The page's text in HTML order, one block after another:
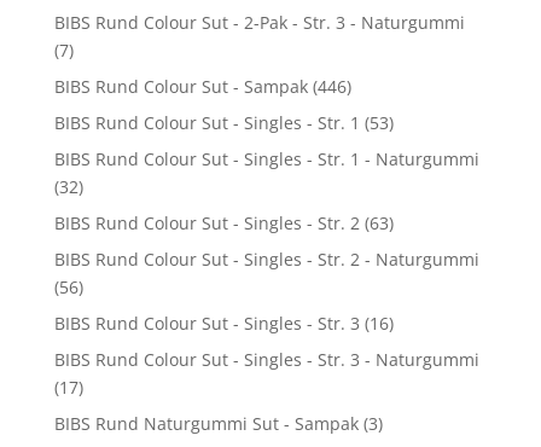
BIBS Rund Colour Sut - 2-Pak - Str. 3 - Naturgummi
(7)
BIBS Rund Colour Sut - Sampak (446)
BIBS Rund Colour Sut - Singles - Str. 1 (53)
BIBS Rund Colour Sut - Singles - Str. 1 - Naturgummi
(32)
BIBS Rund Colour Sut - Singles - Str. 2 (63)
BIBS Rund Colour Sut - Singles - Str. 2 - Naturgummi
(56)
BIBS Rund Colour Sut - Singles - Str. 3 (16)
BIBS Rund Colour Sut - Singles - Str. 3 - Naturgummi
(17)
BIBS Rund Naturgummi Sut - Sampak (3)